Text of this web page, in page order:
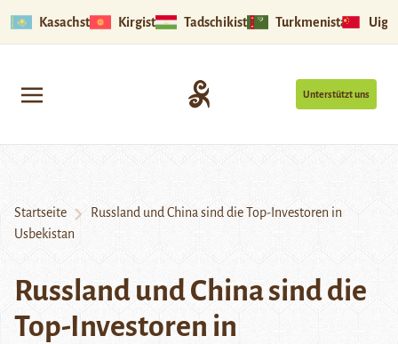
Kasachstan Kirgistan Tadschikistan Turkmenistan
Unterstützt uns
Startseite
Russland und China sind die Top-Investoren in
Usbekistan
Russland und China sind die
Top-Investoren in